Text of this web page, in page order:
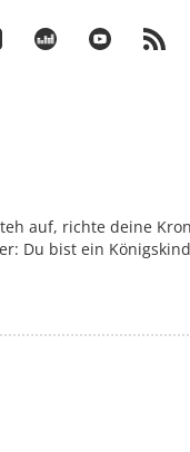
auf, richte deine
Du bist ein